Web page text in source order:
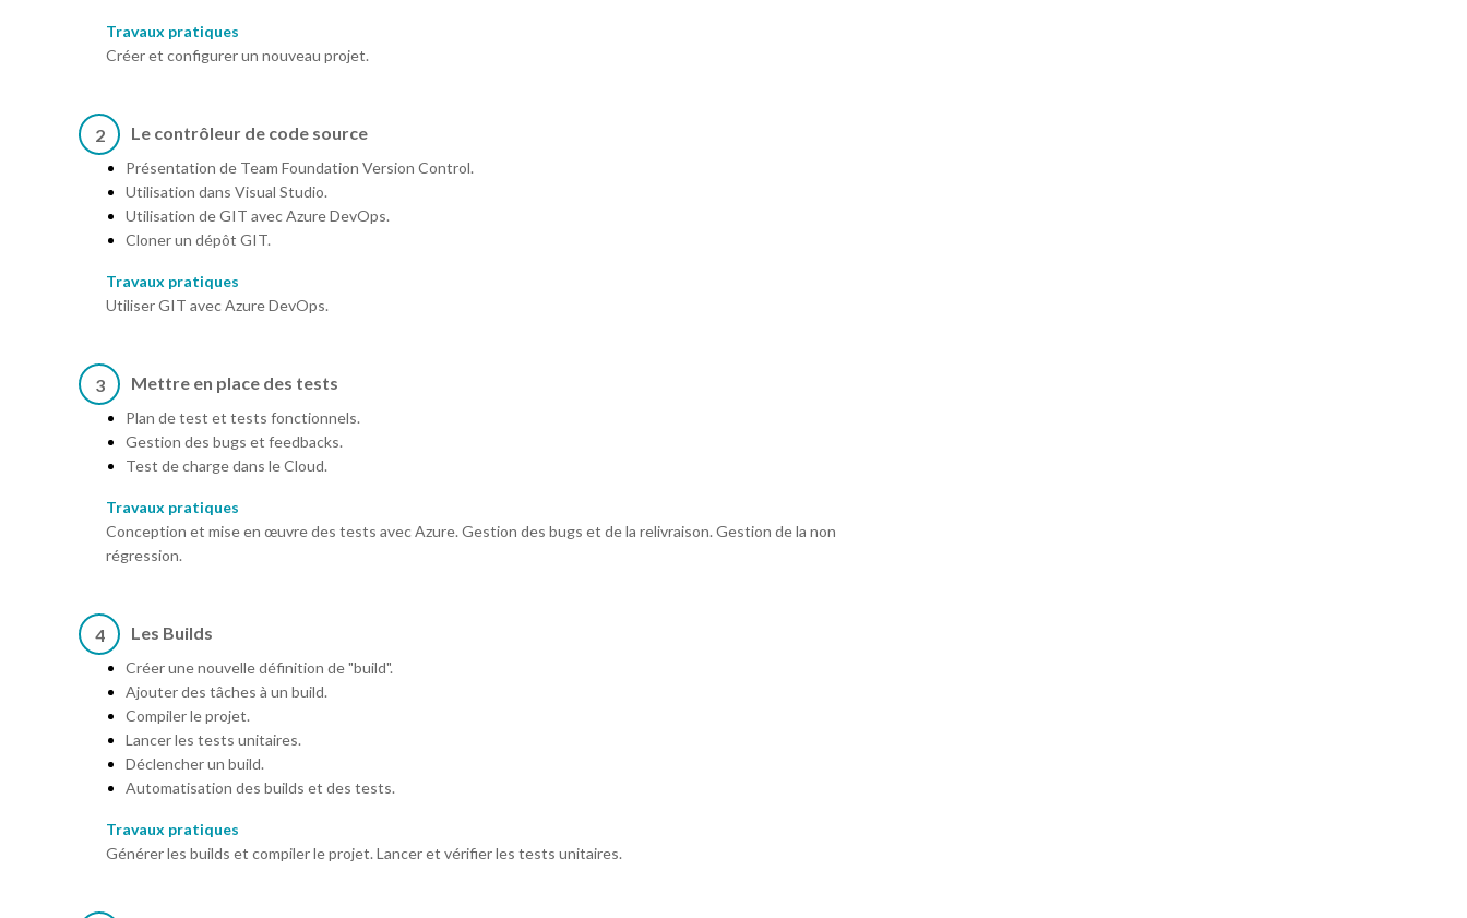
Travaux pratiques
Créer et configurer un nouveau projet.
2 Le contrôleur de code source
Présentation de Team Foundation Version Control.
Utilisation dans Visual Studio.
Utilisation de GIT avec Azure DevOps.
Cloner un dépôt GIT.
Travaux pratiques
Utiliser GIT avec Azure DevOps.
3 Mettre en place des tests
Plan de test et tests fonctionnels.
Gestion des bugs et feedbacks.
Test de charge dans le Cloud.
Travaux pratiques
Conception et mise en œuvre des tests avec Azure. Gestion des bugs et de la relivraison. Gestion de la non
régression.
4 Les Builds
Créer une nouvelle définition de "build".
Ajouter des tâches à un build.
Compiler le projet.
Lancer les tests unitaires.
Déclencher un build.
Automatisation des builds et des tests.
Travaux pratiques
Générer les builds et compiler le projet. Lancer et vérifier les tests unitaires.